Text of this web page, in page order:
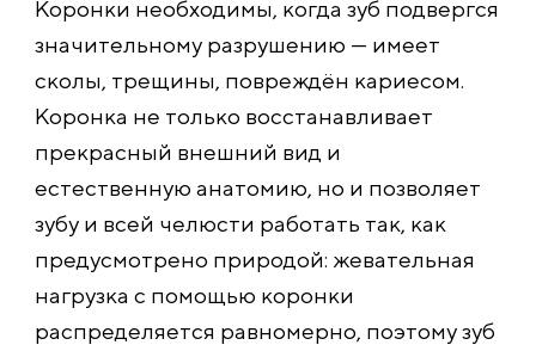
Коронки необходимы, когда зуб подвергся
значительному разрушению — имеет
сколы, трещины, повреждён кариесом.
Коронка не только восстанавливает
прекрасный внешний вид и
естественную анатомию, но и позволяет
зубу и всей челюсти работать так, как
предусмотрено природой: жевательная
нагрузка с помощью коронки
распределяется равномерно, поэтому зуб